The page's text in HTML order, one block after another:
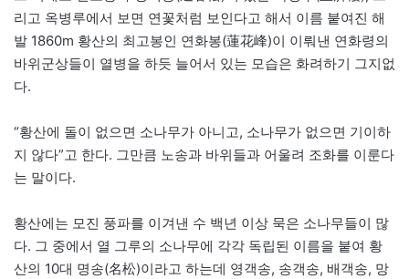
리고 옥병루에서 보면 연꽃처럼 보인다고 해서 이름 붙여진 해
발 1860m 황산의 최고봉인 연화봉(蓮花峰)이 이뤄낸 연화령의
바위군상들이 열병을 하듯 늘어서 있는 모습은 화려하기 그지없
다.
“황산에 돌이 없으면 소나무가 아니고, 소나무가 없으면 기이하
지 않다”고 한다. 그만큼 노송과 바위들과 어울려 조화를 이룬다
는 말이다.
황산에는 모진 풍파를 이겨낸 수 백년 이상 묵은 소나무들이 많
다. 그 중에서 열 그루의 소나무에 각각 독립된 이름을 붙여 황
산의 10대 명송(名松)이라고 하는데 영객송, 송객송, 배객송, 망